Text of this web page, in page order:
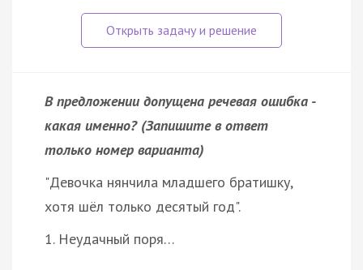
В предложении допущена речевая ошибка -
какая именно? (Запишите в ответ
только номер варианта)
"Девочка нянчила младшего братишку,
хотя шёл только десятый год".
1. Неудачный поря…